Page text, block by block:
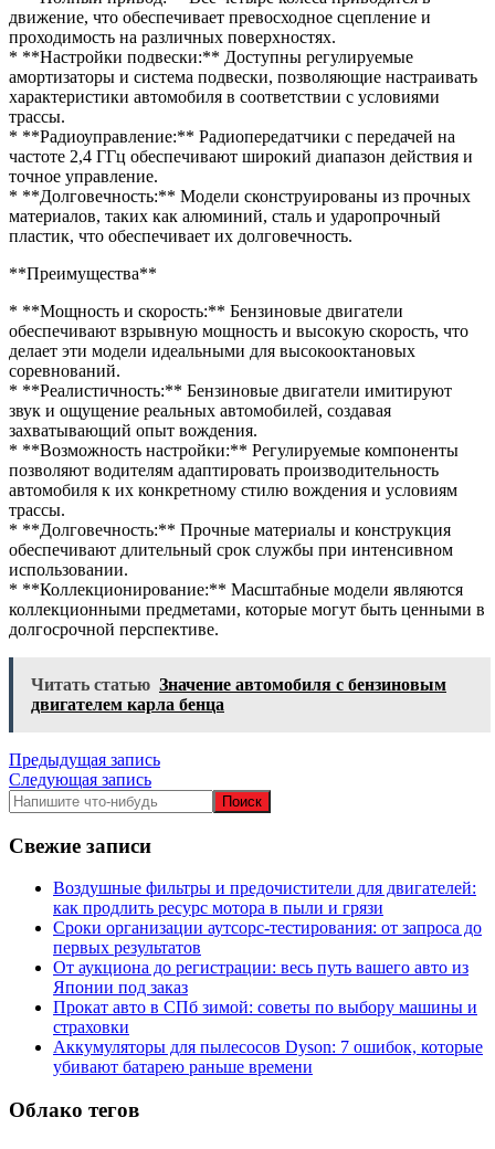
движение, что обеспечивает превосходное сцепление и
проходимость на различных поверхностях.
* **Настройки подвески:** Доступны регулируемые
амортизаторы и система подвески, позволяющие настраивать
характеристики автомобиля в соответствии с условиями
трассы.
* **Радиоуправление:** Радиопередатчики с передачей на
частоте 2,4 ГГц обеспечивают широкий диапазон действия и
точное управление.
* **Долговечность:** Модели сконструированы из прочных
материалов, таких как алюминий, сталь и ударопрочный
пластик, что обеспечивает их долговечность.
**Преимущества**
* **Мощность и скорость:** Бензиновые двигатели
обеспечивают взрывную мощность и высокую скорость, что
делает эти модели идеальными для высокооктановых
соревнований.
* **Реалистичность:** Бензиновые двигатели имитируют
звук и ощущение реальных автомобилей, создавая
захватывающий опыт вождения.
* **Возможность настройки:** Регулируемые компоненты
позволяют водителям адаптировать производительность
автомобиля к их конкретному стилю вождения и условиям
трассы.
* **Долговечность:** Прочные материалы и конструкция
обеспечивают длительный срок службы при интенсивном
использовании.
* **Коллекционирование:** Масштабные модели являются
коллекционными предметами, которые могут быть ценными в
долгосрочной перспективе.
Читать статью Значение автомобиля с бензиновым
двигателем карла бенца
Навигация
по
записям
Предыдущая запись
Следующая запись
Свежие записи
Воздушные фильтры и предочистители для двигателей:
как продлить ресурс мотора в пыли и грязи
Сроки организации аутсорс‑тестирования: от запроса до
первых результатов
От аукциона до регистрации: весь путь вашего авто из
Японии под заказ
Прокат авто в СПб зимой: советы по выбору машины и
страховки
Аккумуляторы для пылесосов Dyson: 7 ошибок, которые
убивают батарею раньше времени
Облако тегов